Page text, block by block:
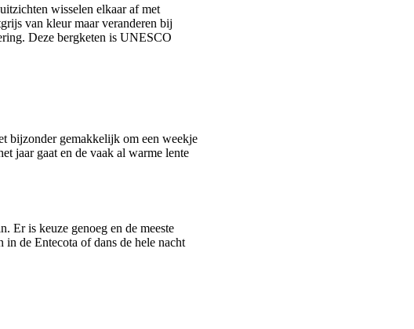
wisselen elkaar af met
van kleur maar veranderen bij
Deze bergketen is UNESCO
bijzonder gemakkelijk om een weekje
jaar gaat en de vaak al warme lente
Er is keuze genoeg en de meeste
de Entecota of dans de hele nacht